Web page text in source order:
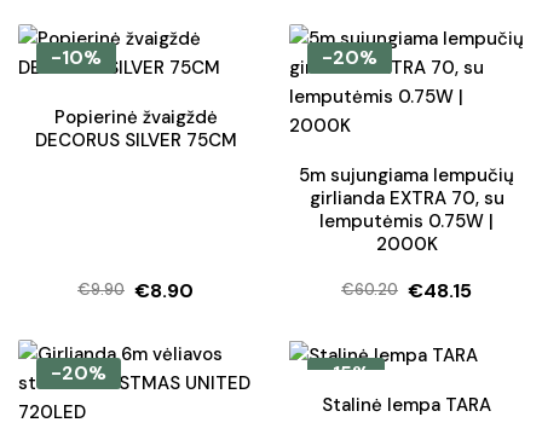
-10%
Popierinė žvaigždė
DECORUS SILVER 75CM
€9.90
Original
was:
€9.90.
€8.90
Current
is:
€8.90.
-20%
5m sujungiama lempučių
girlianda EXTRA 70, su
lemputėmis 0.75W |
2000K
€60.20
Original
was:
€60.20.
€48.15
Current
is:
€48.15.
-20% -15%
Stalinė lempa TARA